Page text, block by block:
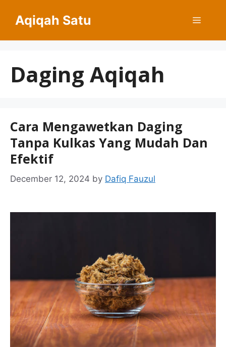
content
Aqiqah Satu Menu
Daging Aqiqah
Cara Mengawetkan Daging
Tanpa Kulkas Yang Mudah Dan
Efektif
December 12, 2024 by Dafiq Fauzul